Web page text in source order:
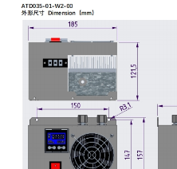
PRIVACY
POLICY